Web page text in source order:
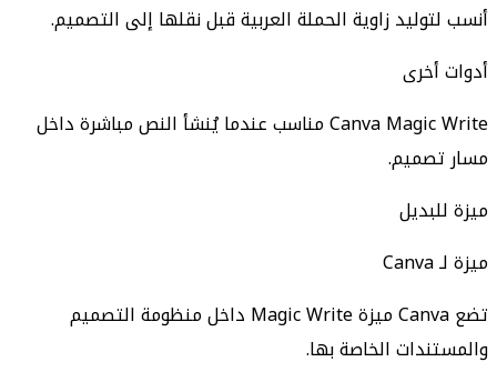
أنسب لتوليد زاوية الحملة العربية قبل نقلها إلى التصميم.
أدوات أخرى
Canva Magic Write مناسب عندما يُنشأ النص مباشرة داخل
مسار تصميم.
ميزة للبديل
ميزة لـ Canva
تضع Canva ميزة Magic Write داخل منظومة التصميم
والمستندات الخاصة بها.